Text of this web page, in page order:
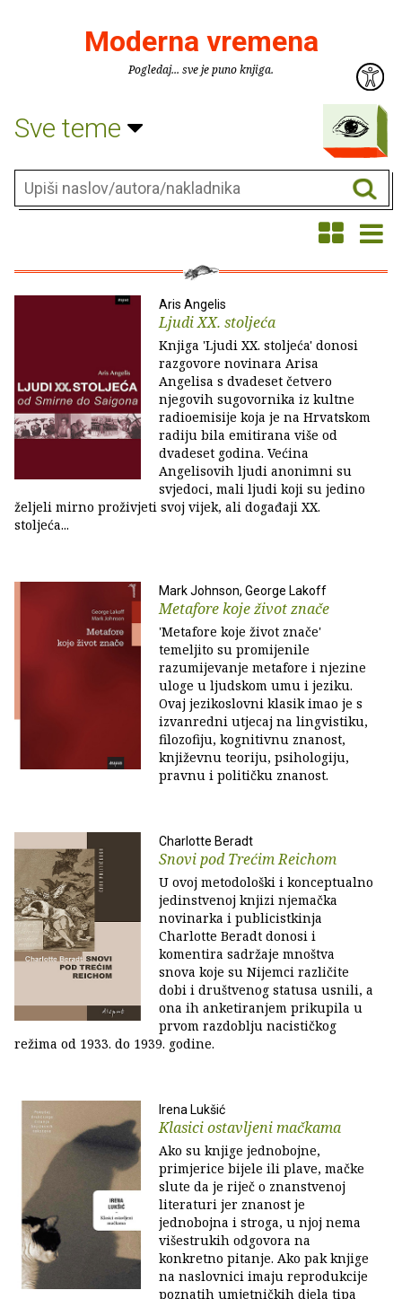
Moderna vremena
Pogledaj... sve je puno knjiga.
Sve teme
Aris Angelis
Ljudi XX. stoljeća
Knjiga 'Ljudi XX. stoljeća' donosi
razgovore novinara Arisa
Angelisa s dvadeset četvero
njegovih sugovornika iz kultne
radioemisije koja je na Hrvatskom
radiju bila emitirana više od
dvadeset godina. Većina
Angelisovih ljudi anonimni su
svjedoci, mali ljudi koji su jedino
željeli mirno proživjeti svoj vijek, ali događaji XX.
stoljeća...
Mark Johnson, George Lakoff
Metafore koje život znače
'Metafore koje život znače'
temeljito su promijenile
razumijevanje metafore i njezine
uloge u ljudskom umu i jeziku.
Ovaj jezikoslovni klasik imao je s
izvanredni utjecaj na lingvistiku,
filozofiju, kognitivnu znanost,
književnu teoriju, psihologiju,
pravnu i političku znanost.
Charlotte Beradt
Snovi pod Trećim Reichom
U ovoj metodološki i konceptualno
jedinstvenoj knjizi njemačka
novinarka i publicistkinja
Charlotte Beradt donosi i
komentira sadržaje mnoštva
snova koje su Nijemci različite
dobi i društvenog statusa usnili, a
ona ih anketiranjem prikupila u
prvom razdoblju nacističkog
režima od 1933. do 1939. godine.
Irena Lukšić
Klasici ostavljeni mačkama
Ako su knjige jednobojne,
primjerice bijele ili plave, mačke
slute da je riječ o znanstvenoj
literaturi jer znanost je
jednobojna i stroga, u njoj nema
višestrukih odgovora na
konkretno pitanje. Ako pak knjige
na naslovnici imaju reprodukcije
poznatih umjetničkih djela tipa